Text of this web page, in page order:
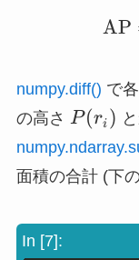
AP
numpy.diff() で
の高さ P(r_i)
P(ri )
面積の合計 (下
In [7]: